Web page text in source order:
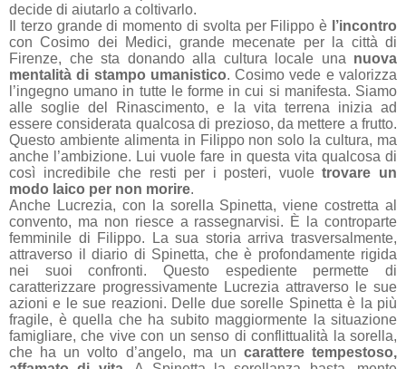
decide di aiutarlo a coltivarlo.
Il terzo grande di momento di svolta per Filippo è l’incontro
con Cosimo dei Medici, grande mecenate per la città di
Firenze, che sta donando alla cultura locale una nuova
mentalità di stampo umanistico. Cosimo vede e valorizza
l’ingegno umano in tutte le forme in cui si manifesta. Siamo
alle soglie del Rinascimento, e la vita terrena inizia ad
essere considerata qualcosa di prezioso, da mettere a frutto.
Questo ambiente alimenta in Filippo non solo la cultura, ma
anche l’ambizione. Lui vuole fare in questa vita qualcosa di
così incredibile che resti per i posteri, vuoletrovare un
modo laico per non morire.
Anche Lucrezia, con la sorella Spinetta, viene costretta al
convento, ma non riesce a rassegnarvisi. È la controparte
femminile di Filippo. La sua storia arriva trasversalmente,
attraverso il diario di Spinetta, che è profondamente rigida
nei suoi confronti. Questo espediente permette di
caratterizzare progressivamente Lucrezia attraverso le sue
azioni e le sue reazioni. Delle due sorelle Spinetta è la più
fragile, è quella che ha subito maggiormente la situazione
famigliare, che vive con un senso di conflittualità la sorella,
che ha un volto d’angelo, ma un carattere tempestoso,